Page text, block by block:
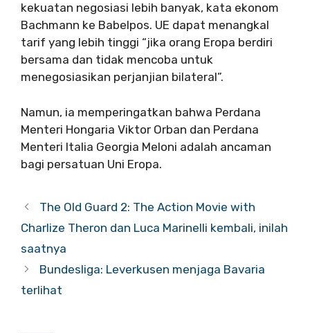
kekuatan negosiasi lebih banyak, kata ekonom
Bachmann ke Babelpos. UE dapat menangkal
tarif yang lebih tinggi “jika orang Eropa berdiri
bersama dan tidak mencoba untuk
menegosiasikan perjanjian bilateral”.
Namun, ia memperingatkan bahwa Perdana
Menteri Hongaria Viktor Orban dan Perdana
Menteri Italia Georgia Meloni adalah ancaman
bagi persatuan Uni Eropa.
The Old Guard 2: The Action Movie with
Charlize Theron dan Luca Marinelli kembali, inilah
saatnya
Bundesliga: Leverkusen menjaga Bavaria
terlihat